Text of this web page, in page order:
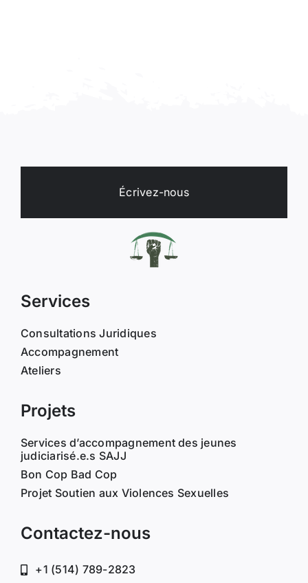
Écrivez-nous
Services
Consultations Juridiques
Accompagnement
Ateliers
Projets
Services d’accompagnement des jeunes
judiciarisé.e.s SAJJ
Bon Cop Bad Cop
Projet Soutien aux Violences Sexuelles
Contactez-nous
+1 (514) 789-2823